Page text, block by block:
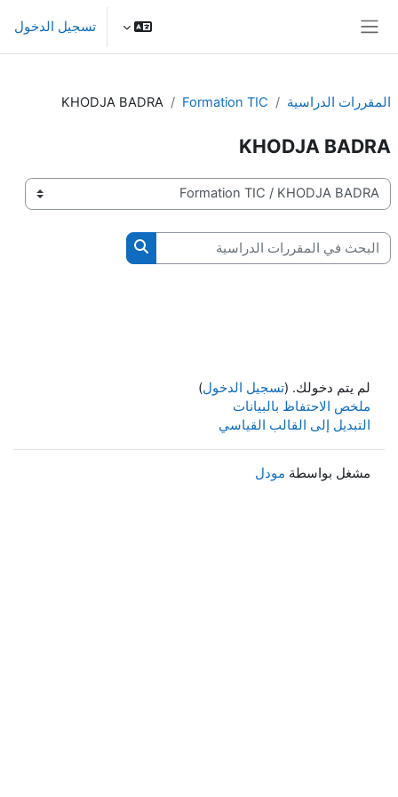
تسجيل الدخول
المقررات الدراسية Formation TIC
KHODJA BADRA
KHODJA BADRA
تصنيفات المقررات
البحث في المقررات الدراسية
البحث في المقررات
لم يتم دخولك. (تسجيل الدخول)
ملخص الاحتفاظ بالبيانات
التبديل إلى القالب القياسي
مشغل بواسطة مودل